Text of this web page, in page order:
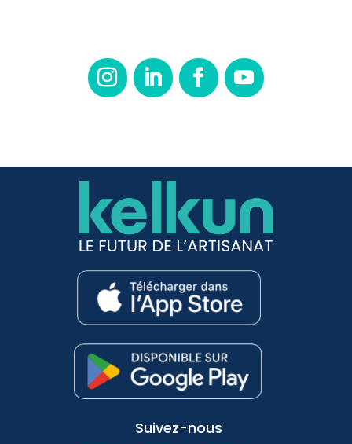
Suivez-nous